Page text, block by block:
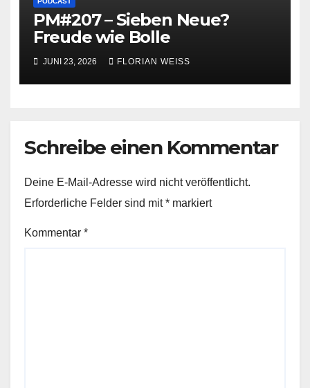
PM#207 – Sieben Neue?
Freude wie Bolle
JUNI 23, 2026 FLORIAN WEISS
Schreibe einen Kommentar
Deine E-Mail-Adresse wird nicht veröffentlicht.
Erforderliche Felder sind mit* markiert
Kommentar *